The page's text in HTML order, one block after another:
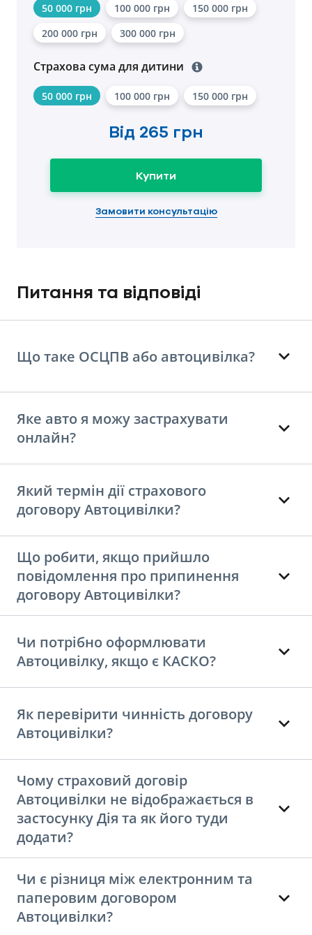
50 000 грн 100 000 грн
150 000 грн
200 000 грн
300 000 грн
Страхова сума для дитини
50 000 грн 100 000 грн 150 000 грн
Від 265 грн
Купити
Замовити консультацію
Питання та відповіді
Що таке ОСЦПВ або автоцивілка?
Яке авто я можу застрахувати
онлайн?
Який термін дії страхового
договору Автоцивілки?
Що робити, якщо прийшло
повідомлення про припинення
договору Автоцивілки?
Чи потрібно оформлювати
Автоцивілку, якщо є КАСКО?
Як перевірити чинність договору
Автоцивілки?
Чому страховий договір
Автоцивілки не відображається в
застосунку Дія та як його туди
додати?
Чи є різниця між електронним та
паперовим договором
Автоцивілки?